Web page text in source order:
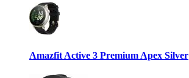
Amazfit Active 3 Premium Apex Silver